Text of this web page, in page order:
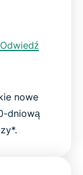
Odwiedź
nowe
dniową